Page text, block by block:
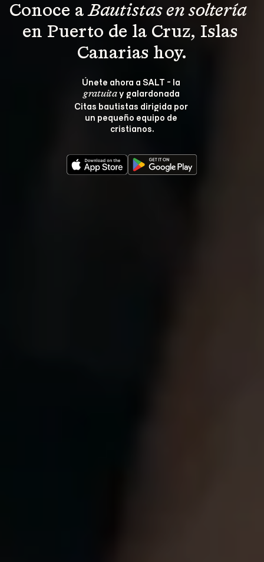
Conoce a Bautistas en soltería
en Puerto de la Cruz, Islas
Canarias hoy.
Únete ahora a SALT - la
gratuita y galardonada
Citas bautistas dirigida por
un pequeño equipo de
cristianos.